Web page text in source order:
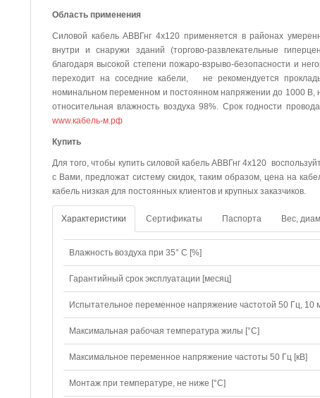
Область применения
Силовой кабель АВВГнг 4х120 применяется в районах
внутри и снаружи зданий (торгово-развлекательные
благодаря высокой степени пожаро-взрыво-безопасности и
переходит на соседние кабели, не рекомендуется
номинальном переменном и постоянном напряжении до 1000 В,
относительная влажность воздуха 98%. Срок годности
www.кабель-м.рф
Купить
Для того, чтобы купить силовой кабель АВВГнг 4х120
с Вами, предложат систему скидок, таким образом, цена на
кабель низкая для постоянных клиентов и крупных заказчиков.
Характеристики Сертификаты Паспорта Вес,
Влажность воздуха при 35° C [%]
Гарантийный срок эксплуатации [месяц]
Испытательное переменное напряжение частотой 50 Гц, 10
Максимальная рабочая температура жилы [°С]
Максимальное переменное напряжение частоты 50 Гц [кВ]
Монтаж при температуре, не ниже [°C]